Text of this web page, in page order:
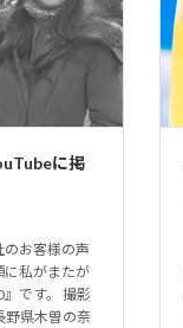
に掲
お客様の声
に私がまたが
です。 撮影
野県木曽の奈